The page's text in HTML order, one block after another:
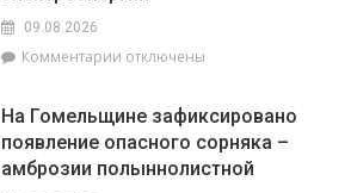
09.08.2026
Комментарии к
Брагинщине
с
10
отключены
На Гомельщине зафиксировано
появление опасного сорняка –
амброзии полыннолистной